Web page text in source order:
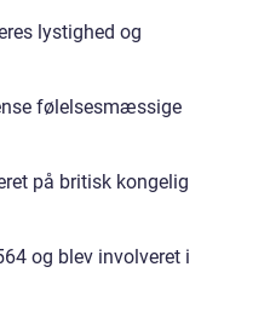
lystighed og
følelsesmæssige
på britisk kongelig
og blev involveret i